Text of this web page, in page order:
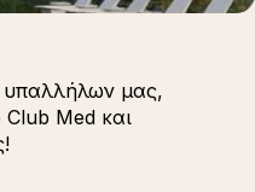
υπαλλήλων μας,
Med και